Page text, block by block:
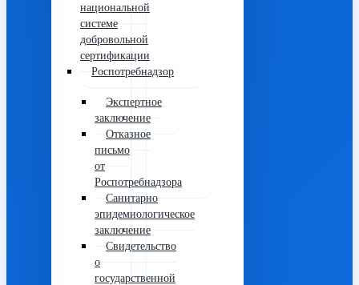
национальной
системе
добровольной
сертификации
Роспотребнадзор
Экспертное
заключение
Отказное
письмо
от
Роспотребнадзора
Санитарно
эпидемиологическое
заключение
Свидетельство
о
государственной